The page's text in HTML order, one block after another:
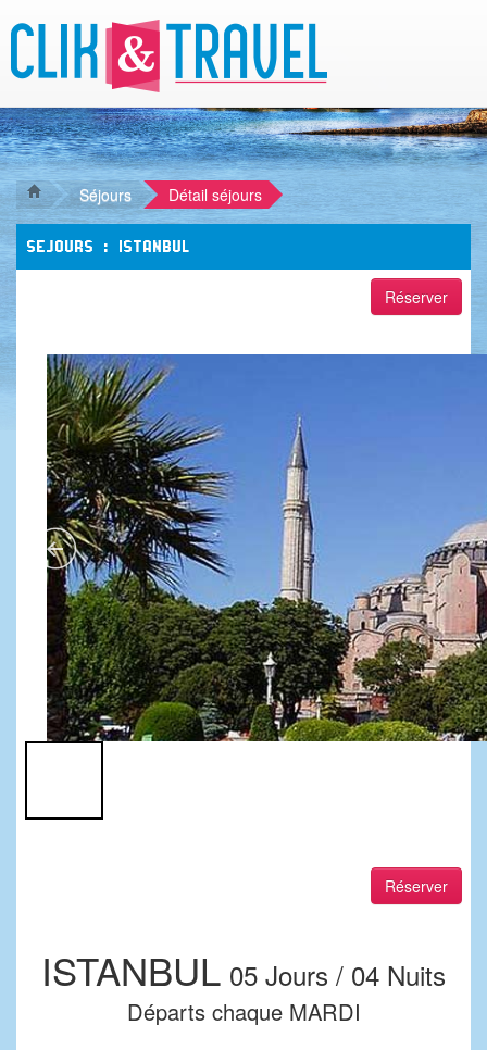
Séjours Détail séjours
SEJOURS : ISTANBUL
Réserver
Réserver
ISTANBUL 05 Jours / 04 Nuits
Départs chaque MARDI